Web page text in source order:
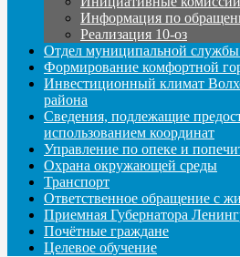
Информация по
Реализация 10-оз
Отдел муниципальной службы
Формирование комфортной
Инвестиционный климат
района
Сведения, подлежащие
использованием координат
Управление по опеке и
Охрана окружающей среды
Транспорт
Ответственное обращение с
Приемная Губернатора
Почётные граждане
Целевое обучение